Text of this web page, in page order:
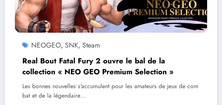
NEOGEO, SNK, Steam
Real Bout Fatal Fury 2 ouvre le bal de la
collection « NEO GEO Premium Selection »
Les bonnes nouvelles s'accumulent pour les amateurs de jeux de com
bat et de la légendaire…